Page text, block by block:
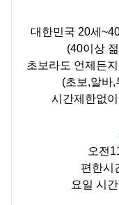
대한민국 20세
(40이상
초보라도 언제든
(초보 ,알바,
시간제한없
오전
편한시
요일 시